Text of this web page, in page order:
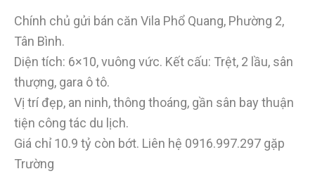
Chính chủ gửi bán căn Vila Phổ Quang, Phường 2,
Tân Bình.
Diện tích: 6×10, vuông vức. Kết cấu: Trệt, 2 lầu, sân
thượng, gara ô tô.
Vị trí đẹp, an ninh, thông thoáng, gần sân bay thuận
tiện công tác du lịch.
Giá chỉ 10.9 tỷ còn bớt. Liên hệ 0916.997.297 gặp
Trường